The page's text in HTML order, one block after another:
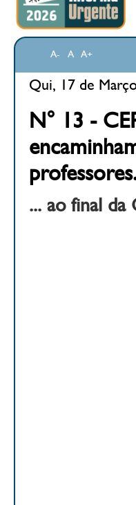
A- A A+
Qui, 17 de
N° 13 -
... ao final da